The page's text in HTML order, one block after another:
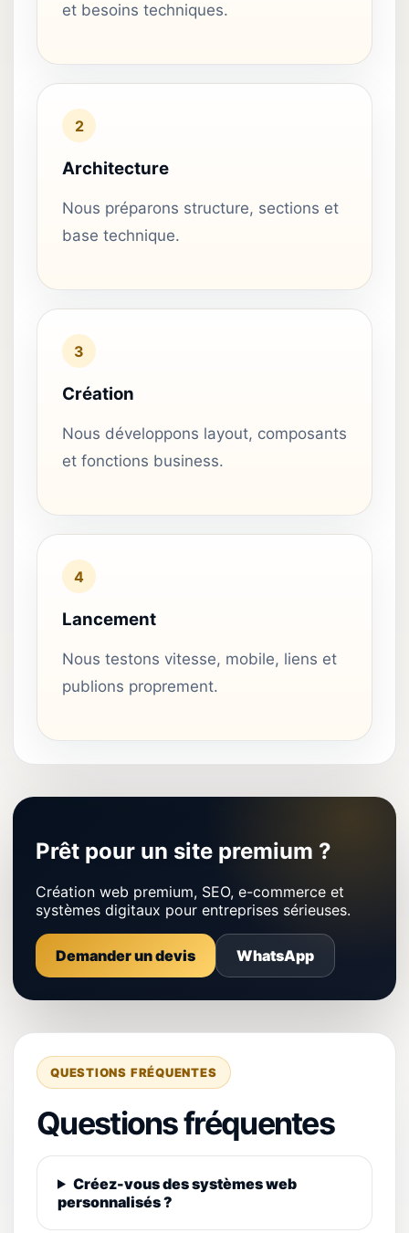
et besoins techniques.
2
Architecture
Nous préparons structure, sections et
base technique.
3
Création
Nous développons layout, composants
et fonctions business.
4
Lancement
Nous testons vitesse, mobile, liens et
publions proprement.
Prêt pour un site premium ?
Création web premium, SEO, e-commerce et
systèmes digitaux pour entreprises sérieuses.
Demander un devis WhatsApp
QUESTIONS FRÉQUENTES
Questions fréquentes
Créez-vous des systèmes web
personnalisés ?